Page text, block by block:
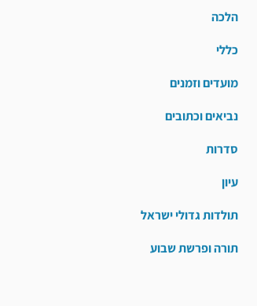
הלכה
כללי
מועדים וזמנים
נביאים וכתובים
סדרות
עיון
תולדות גדולי ישראל
תורה ופרשת שבוע